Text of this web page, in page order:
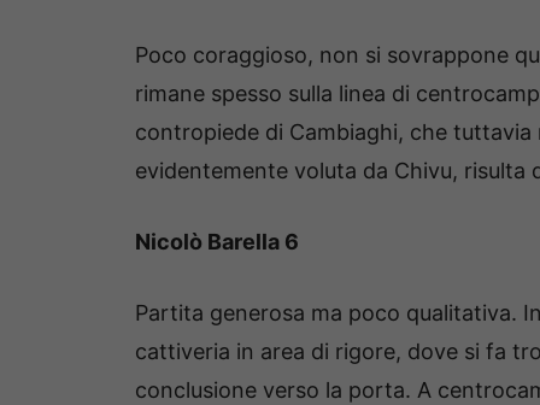
Poco coraggioso, non si sovrappone
rimane spesso sulla linea di
contropiede di Cambiaghi, che
evidentemente voluta da Chivu, risulta
Nicolò Barella 6
Partita generosa ma poco qualitativa.
cattiveria in area di rigore, dove si fa
conclusione verso la porta. A